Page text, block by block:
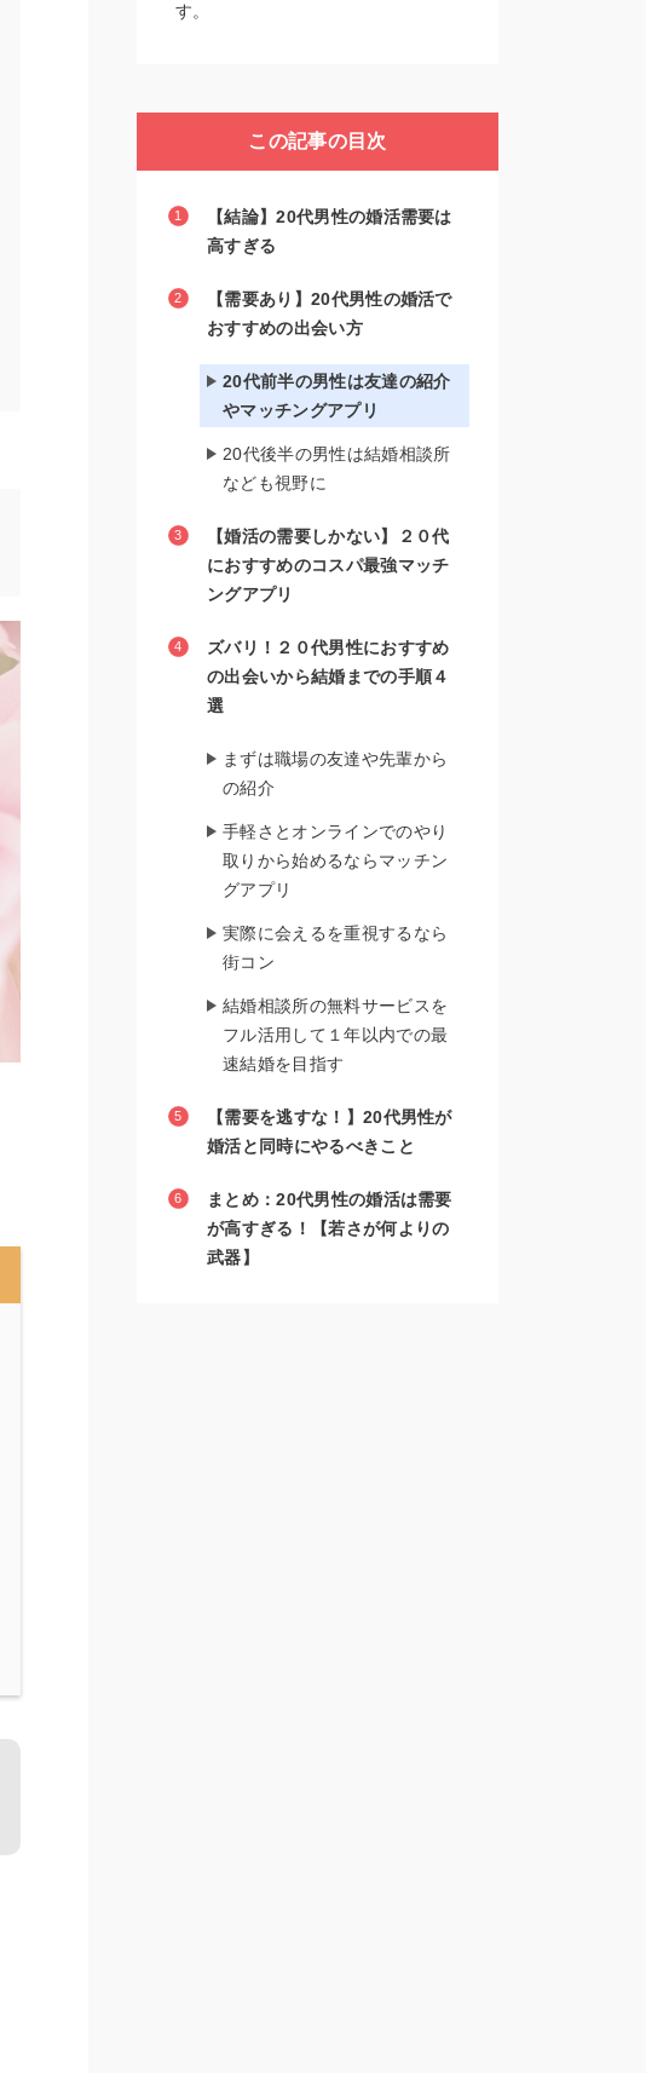
す。
この記事の目次
【結論】20代男性の婚活需要は
高すぎる
【需要あり】20代男性の婚活で
おすすめの出会い方
20代前半の男性は友達の紹介
やマッチングアプリ
20代後半の男性は結婚相談所
なども視野に
【婚活の需要しかない】２０代
におすすめのコスパ最強マッチ
ングアプリ
ズバリ！２０代男性におすすめ
の出会いから結婚までの手順４
選
まずは職場の友達や先輩から
の紹介
手軽さとオンラインでのやり
取りから始めるならマッチン
グアプリ
実際に会えるを重視するなら
街コン
結婚相談所の無料サービスを
フル活用して１年以内での最
速結婚を目指す
【需要を逃すな！】20代男性が
婚活と同時にやるべきこと
まとめ：20代男性の婚活は需要
が高すぎる！【若さが何よりの
武器】